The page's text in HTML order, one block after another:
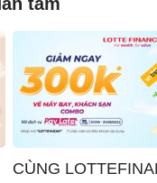
tâm
CÙNG